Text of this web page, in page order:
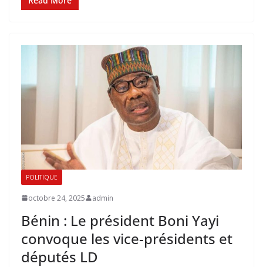
POLITIQUE
octobre 24, 2025 admin
Bénin : Le président Boni Yayi
convoque les vice-présidents et
députés LD